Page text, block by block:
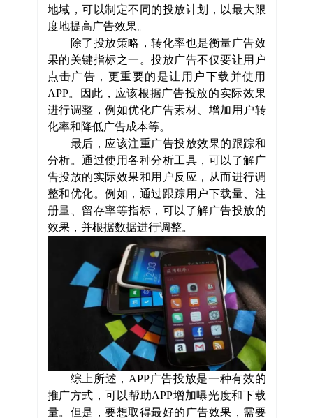
地域，可以制定不同的投放计划，以最大限
度地提高广告效果。
除了投放策略，转化率也是衡量广告效
果的关键指标之一。投放广告不仅要让用户
点击广告，更重要的是让用户下载并使用
APP。因此，应该根据广告投放的实际效果
进行调整，例如优化广告素材、增加用户转
化率和降低广告成本等。
最后，应该注重广告投放效果的跟踪和
分析。通过使用各种分析工具，可以了解广
告投放的实际效果和用户反应，从而进行调
整和优化。例如，通过跟踪用户下载量、注
册量、留存率等指标，可以了解广告投放的
效果，并根据数据进行调整。
综上所述， APP广告投放是一种有效的
推广方式，可以帮助APP增加曝光度和下载
量。但是，要想取得最好的广告效果，需要